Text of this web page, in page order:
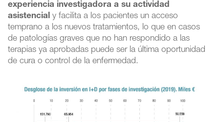
experiencia investigadora a su actividad
asistencial y facilita a los pacientes un acceso
temprano a los nuevos tratamientos, lo que en casos
de patologías graves que no han respondido a las
terapias ya aprobadas puede ser la última oportunidad
de cura o control de la enfermedad.